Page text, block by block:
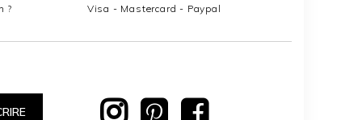
? Visa - Mastercard - Paypal